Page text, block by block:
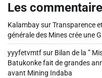
Les
KalambaysurTransparence
générale des Mines crée une
yyyfetvmtfsur Bilan de la ”
Batukonke fait de grandes
avant Mining Indaba